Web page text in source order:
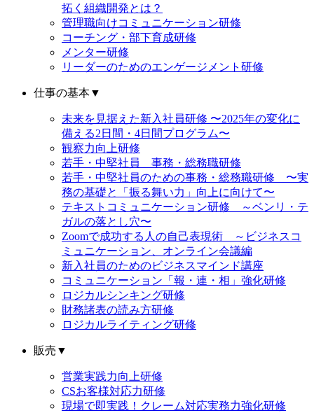
拓く組織開発とは？
管理職向けコミュニケーション研修
コーチング・部下育成研修
メンター研修
リーダーのためのエンゲージメント研修
仕事の基本▼
未来を見据えた新入社員研修 〜2025年の変化に
備える2日間・4日間プログラム〜
観察力向上研修
若手・中堅社員 事務・総務職研修
若手・中堅社員のための事務・総務職研修 〜実
務の基礎と「振る舞い力」向上に向けて〜
テキストコミュニケーション研修 ～ベンリ・テ
ガルの落とし穴〜
Zoomで成功する人の自己表現術 ～ビジネスコ
ミュニケーション、オンライン会議編
新入社員のためのビジネスマインド講座
コミュニケーション「報・連・相」強化研修
ロジカルシンキング研修
財務諸表の読み方研修
ロジカルライティング研修
販売 ▼
営業実践力向上研修
CSお客様対応力研修
現場で即実践！クレーム対応実務力強化研修